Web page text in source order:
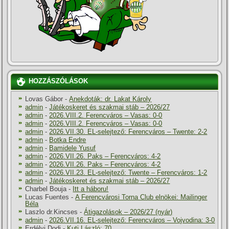
HOZZÁSZÓLÁSOK
Lovas Gábor -Anekdoták: dr. Lakat Károly
admin -Játékoskeret és szakmai stáb – 2026/27
admin -2026.VIII.2. Ferencváros – Vasas: 0-0
admin -2026.VIII.2. Ferencváros – Vasas: 0-0
admin -2026.VII.30. EL-selejtező: Ferencváros – Twente: 2-2
admin - Botka Endre
admin - Bamidele Yusuf
admin -2026.VII.26. Paks – Ferencváros: 4-2
admin -2026.VII.26. Paks – Ferencváros: 4-2
admin -2026.VII.23. EL-selejtező: Twente – Ferencváros: 1-2
admin -Játékoskeret és szakmai stáb – 2026/27
Charbel Bouja- Itt a háboru!
Lucas Fuentes -A Ferencvárosi Torna Club elnökei: Mailinger
Béla
Laszlo dr.Kincses -Átigazolások – 2026/27 (nyár)
admin -2026.VII.16. EL-selejtező: Ferencváros – Vojvodina: 3-0